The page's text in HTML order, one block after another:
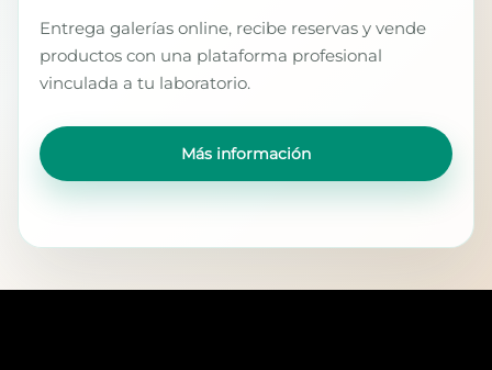
Entrega galerías online, recibe reservas y vende
productos con una plataforma profesional
vinculada a tu laboratorio.
Más información